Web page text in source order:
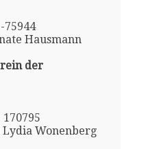
75944
Hausmann
der
Wonenberg